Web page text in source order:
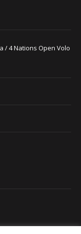
/ 4 Nations Open Volo